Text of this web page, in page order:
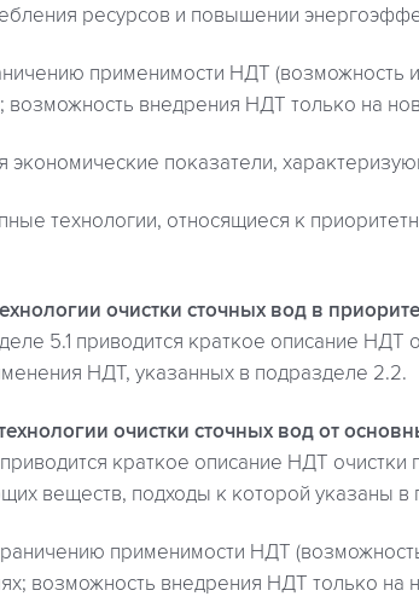
ресурсов и повышении
применимости НДТ (возможность
возможность внедрения НДТ только на
экономические показатели,
технологии, относящиеся к
очистки сточных вод в
5.1 приводится краткое описание НДТ
НДТ, указанных в подразделе 2.2.
очистки сточных вод от
краткое описание НДТ очистки
веществ, подходы к которой указаны в
применимости НДТ
возможность внедрения НДТ только на